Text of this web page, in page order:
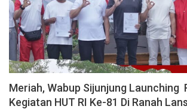
Meriah, Wabup Sijunjung Launching
Kegiatan HUT RI Ke-81 Di Ranah